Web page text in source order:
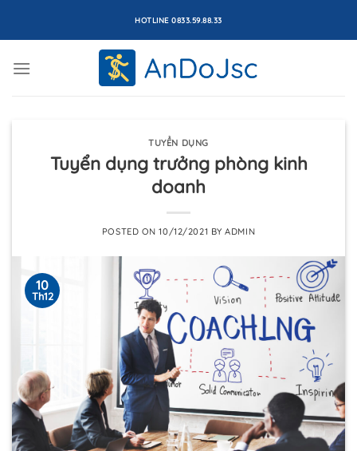
HOTLINE 0833.59.88.33
TUYỂN DỤNG
Tuyển dụng trưởng phòng kinh
doanh
POSTED ON10/12/2021 BYADMIN
10
Th12